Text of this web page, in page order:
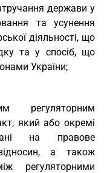
держави у
та усунення
діяльності, що
та у спосіб, що
України;
регуляторним
який або окремі
на правове
а також
регуляторними